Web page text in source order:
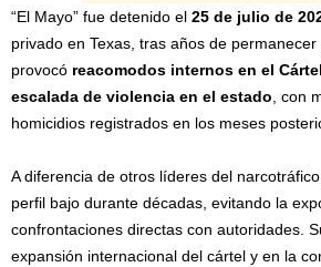
“El Mayo” fue detenido el 25 de julio de
privado en Texas, tras años de
provocó reacomodos internos en el
escalada de violencia en el estado, con
homicidios registrados en los meses
A diferencia de otros líderes del
perfil bajo durante décadas, evitando la
confrontaciones directas con autoridades.
expansión internacional del cártel y en la